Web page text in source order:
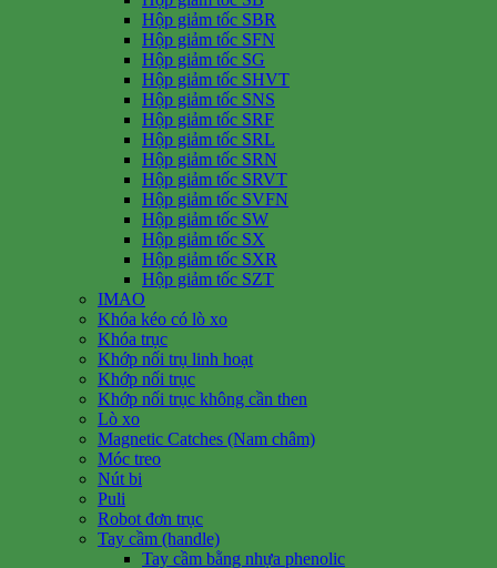
Hộp giảm tốc SBR
Hộp giảm tốc SFN
Hộp giảm tốc SG
Hộp giảm tốc SHVT
Hộp giảm tốc SNS
Hộp giảm tốc SRF
Hộp giảm tốc SRL
Hộp giảm tốc SRN
Hộp giảm tốc SRVT
Hộp giảm tốc SVFN
Hộp giảm tốc SW
Hộp giảm tốc SX
Hộp giảm tốc SXR
Hộp giảm tốc SZT
IMAO
Khóa kéo có lò xo
Khóa trục
Khớp nối trụ linh hoạt
Khớp nối trục
Khớp nối trục không cần then
Lò xo
Magnetic Catches (Nam châm)
Móc treo
Nút bi
Puli
Robot đơn trục
Tay cầm (handle)
Tay cầm bằng nhựa phenolic